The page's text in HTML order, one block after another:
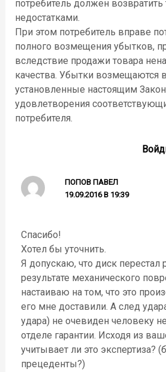
потребитель должен возвратить
недостатками.
При этом потребитель вправе
полного возмещения убытков,
вследствие продажи товара
качества. Убытки возмещаются
установленные настоящим
удовлетворения
потребителя.
ПОПОВ ПАВЕЛ
19.09.2016 В 19:39
Спасибо!
Хотел бы уточнить.
Я допускаю, что диск перестал
результате механического
настаиваю на том, что это
его мне доставили. А след
удара) не очевиден человеку
отделе гарантии. Исходя из
учитывает ли это экспертиза?
прецеденты?)